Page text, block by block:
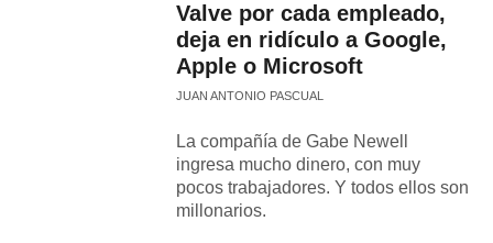
Valve por cada empleado,
deja en ridículo a Google,
Apple o Microsoft
JUAN ANTONIO PASCUAL
La compañía de Gabe Newell
ingresa mucho dinero, con muy
pocos trabajadores. Y todos ellos son
millonarios.